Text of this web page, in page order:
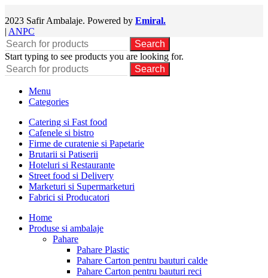
2023 Safir Ambalaje. Powered by Emiral.
| ANPC
Search
Start typing to see products you are looking for.
Search
Menu
Categories
Catering si Fast food
Cafenele si bistro
Firme de curatenie si Papetarie
Brutarii si Patiserii
Hoteluri si Restaurante
Street food si Delivery
Marketuri si Supermarketuri
Fabrici si Producatori
Home
Produse si ambalaje
Pahare
Pahare Plastic
Pahare Carton pentru bauturi calde
Pahare Carton pentru bauturi reci